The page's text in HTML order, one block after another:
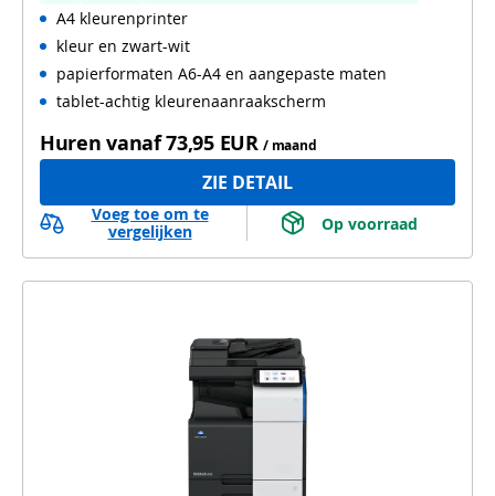
WiFi
A4 kleurenprinter
kleur en zwart-wit
papierformaten A6-A4 en aangepaste maten
tablet-achtig kleurenaanraakscherm
Huren vanaf73,95 EUR / maand
ZIE DETAIL
Voeg toe om te
vergelijken
Op voorraad